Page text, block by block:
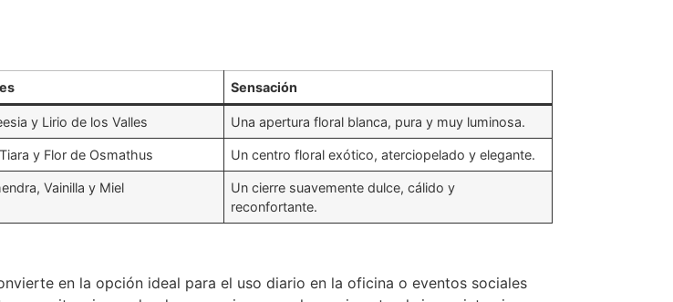
Sensación
y Lirio de los Valles Una apertura floral blanca, pura y muy luminosa.
y Flor de Osmathus Un centro floral exótico, aterciopelado y elegante.
Vainilla y Miel
Un cierre suavemente dulce, cálido y
reconfortante.
en la opción ideal para el uso diario en la oficina o eventos sociales